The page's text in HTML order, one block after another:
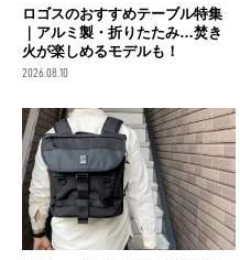
ロゴスのおすすめテーブル特集
｜アルミ製・折りたたみ…焚き
火が楽しめるモデルも！
2026.08.10